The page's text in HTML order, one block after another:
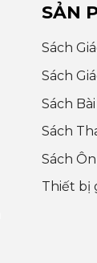
SẢN
Sách
Sách
Sách
Sách
Sách
Thiết bị